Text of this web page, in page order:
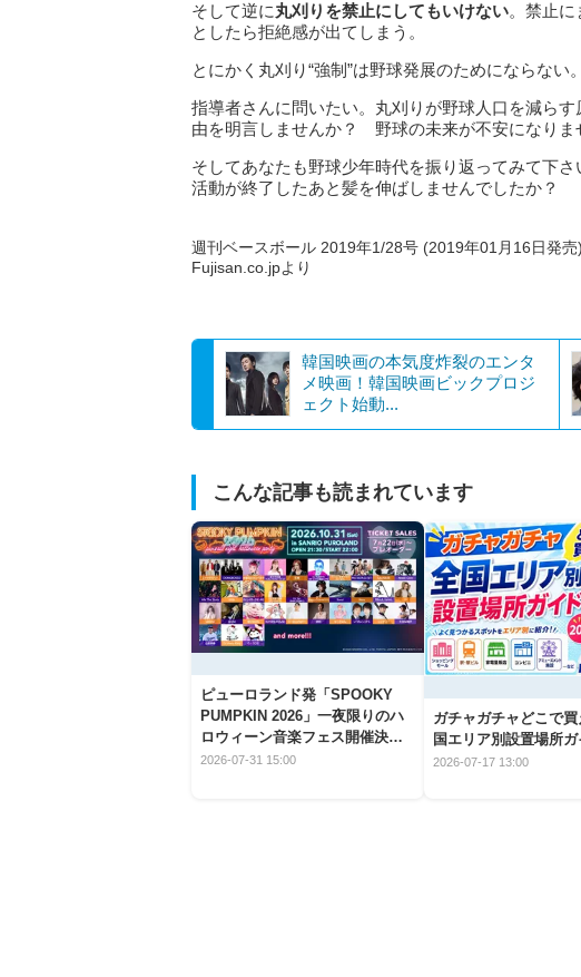
そして逆に丸刈りを禁止にしてもいけない。禁止
としたら拒絶感が出てしまう。
とにかく丸刈り“強制”は野球発展のためにならない。
指導者さんに問いたい。丸刈りが野球人口を減ら
由を明言しませんか？ 野球の未来が不安になりま
そしてあなたも野球少年時代を振り返ってみて下
活動が終了したあと髪を伸ばしませんでしたか？
週刊ベースボール 2019年1/28号 (2019年01月16日発売)
Fujisan.co.jpより
韓国映画の本気度炸裂のエンタ
メ映画！韓国映画ビックプロジ
ェクト始動...
こんな記事も読まれています
ピューロランド発「SPOOKY
PUMPKIN 2026」一夜限りのハ
ロウィーン音楽フェス開催決
定！
2026-07-31 15:00
ガチャガチャどこで
国エリア別設置場所
2026-07-17 13:00